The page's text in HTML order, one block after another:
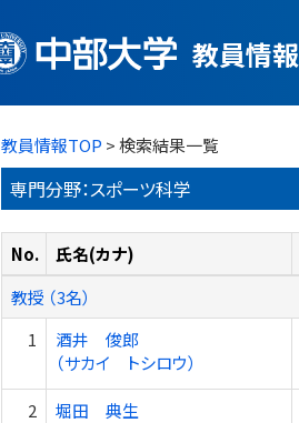
教員情報
教員情報TOP > 検索結果一覧
専門分野：スポーツ科学
No. 氏名(カナ)
教授 （3名）
1
酒井 俊郎
（サカイ トシロウ）
2
堀田 典生